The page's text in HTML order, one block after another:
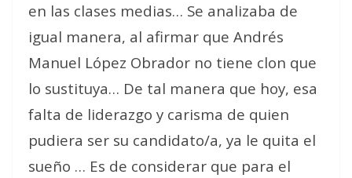
en las clases medias… Se analizaba de
igual manera, al afirmar que Andrés
Manuel López Obrador no tiene clon que
lo sustituya… De tal manera que hoy, esa
falta de liderazgo y carisma de quien
pudiera ser su candidato/a, ya le quita el
sueño … Es de considerar que para el